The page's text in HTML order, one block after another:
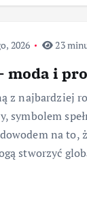
2026 23
moda i
z najbardziej
symbolem
na to,
stworzyć